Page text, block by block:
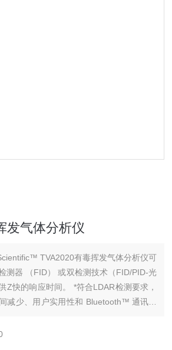
发气体分析仪
TVA2020有毒挥发气体分析仪可
测器 （FID） 或双检测技术（FID/PID-光
Z快的响应时间。 *符合LDAR检测要求，
减少、用户实用性和 Bluetooth™ 通讯性